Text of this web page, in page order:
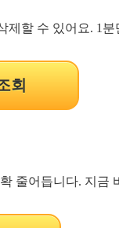
할 수 있어요. 1
회
줄어듭니다. 지금